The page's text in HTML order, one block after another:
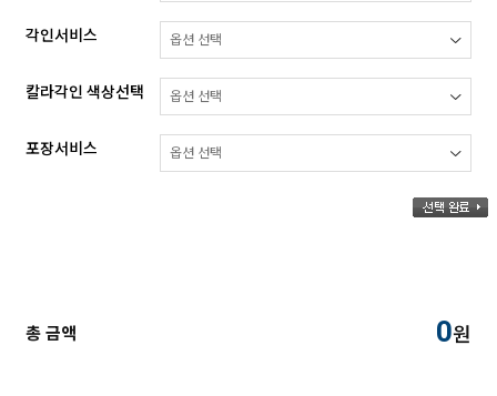
각인서비스
칼라각인 색상선택
포장서비스
총 금액 0원